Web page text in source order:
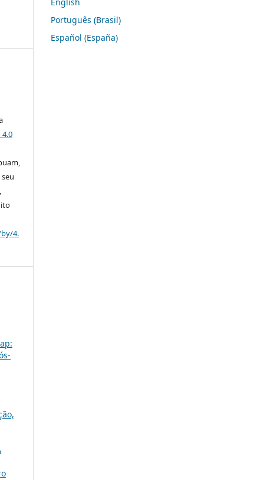
4.
Português (Brasil)
Español (España)